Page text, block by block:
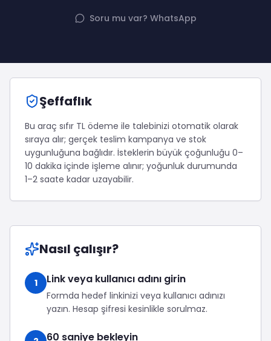
Twitter (X) Takipçi Satın Al
Tümünü Gör
YouTube
YouTube Beğeni Satın Al
YouTube Yorum Satın Al
Tümünü Gör
Facebook
Facebook Beğeni Satın Al
Facebook Yorum Satın Al
X (Twitter) Ücretsiz Beğeni
Facebook Araçları
LinkedIn Araçları
Telegram Araçları
SoundCloud Araçları
Snapchat Araçları
Tümünü Gör
Soru mu var? WhatsApp
Şeffaflık
Bu araç sıfır TL ödeme ile talebinizi otomatik olarak
sıraya alır; gerçek teslim kampanya ve stok
uygunluğuna bağlıdır. İsteklerin büyük çoğunluğu 0–
10 dakika içinde işleme alınır; yoğunluk durumunda
1–2 saate kadar uzayabilir.
Nasıl çalışır?
1 Link veya kullanıcı adını girin
Formda hedef linkinizi veya kullanıcı adınızı
yazın. Hesap şifresi kesinlikle sorulmaz.
60 saniye bekleyin